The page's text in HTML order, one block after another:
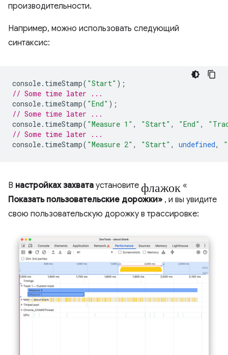
производительности.
Например, можно использовать следующий
синтаксис:
console. timeStamp( "Start" );
// Some time later ...
console. timeStamp( "End" );
// Some time later ...
console. timeStamp( "Measure 1" , "Start" , "End" ,
// Some time later ...
console. timeStamp( "Measure 2" , "Start" , undefined,
В настройках захвата установите флажок «
Показать пользовательские дорожки» , и вы увидите
свою пользовательскую дорожку в трассировке: